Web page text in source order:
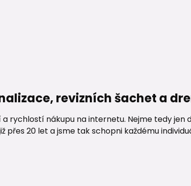
revizních šachet a
rychlostí nákupu na internetu. Nejme tedy jen
20 let a jsme tak schopni každému